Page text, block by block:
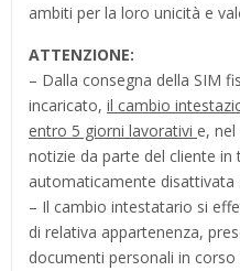
ambiti per la loro unicità e
ATTENZIONE:
– Dalla consegna della SIM
incaricato, il cambio
entro 5 giorni lavorativi e,
notizie da parte del cliente
automaticamente disattivata
– Il cambio intestatario si
di relativa appartenenza,
documenti personali in